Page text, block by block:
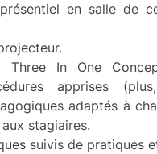
en salle de
In One
apprises
adaptés à
stagiaires.
suivis de pratiques